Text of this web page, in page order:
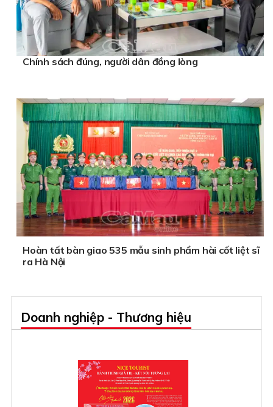
Chính sách đúng, người dân đồng lòng
Hoàn tất bàn giao 535 mẫu sinh phẩm hài cốt liệt sĩ
ra Hà Nội
Doanh nghiệp - Thương hiệu